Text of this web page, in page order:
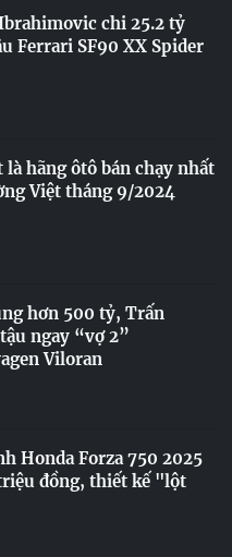
chi 25.2 tỷ
Ferrari SF90 XX Spider
là hãng ôtô bán chạy nhất
Việt tháng 9/2024
hơn 500 tỷ, Trấn
ngay “vợ 2”
Viloran
Honda Forza 750 2025
đồng, thiết kế "lột